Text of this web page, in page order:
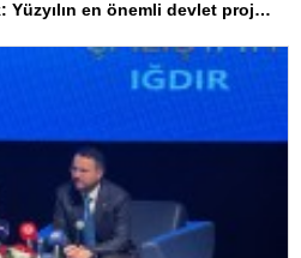
Adalet Bakanı Akın Gürlek: Yüzyılın en önemli devlet projesi